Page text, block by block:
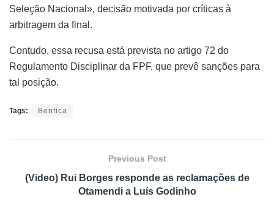
Seleção Nacional», decisão motivada por críticas à
arbitragem da final.
Contudo, essa recusa está prevista no artigo 72 do
Regulamento Disciplinar da FPF, que prevê sanções para
tal posição.
Tags: Benfica
Previous Post
(Video) Rui Borges responde as reclamações de
Otamendi a Luís Godinho